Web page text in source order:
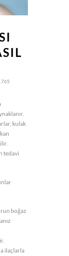
kulak
tedavi
boğaz
ilaçlarla